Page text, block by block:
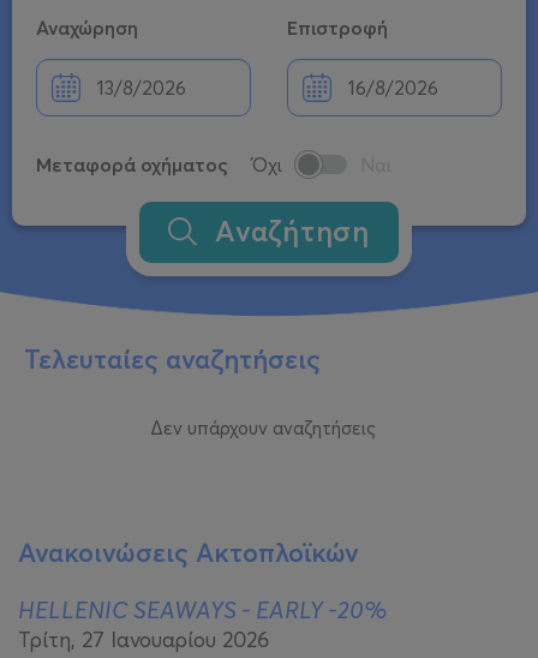
Αναχώρηση Επιστροφή
Μεταφορά οχήματος Όχι
Αναζήτηση
Τελευταίες αναζητήσεις
Δεν υπάρχουν αναζητήσεις
Ανακοινώσεις Ακτοπλοϊκών
Τρίτη, 27 Ιανουαρίου 2026
HELLENIC SEAWAYS - EARLY -20%